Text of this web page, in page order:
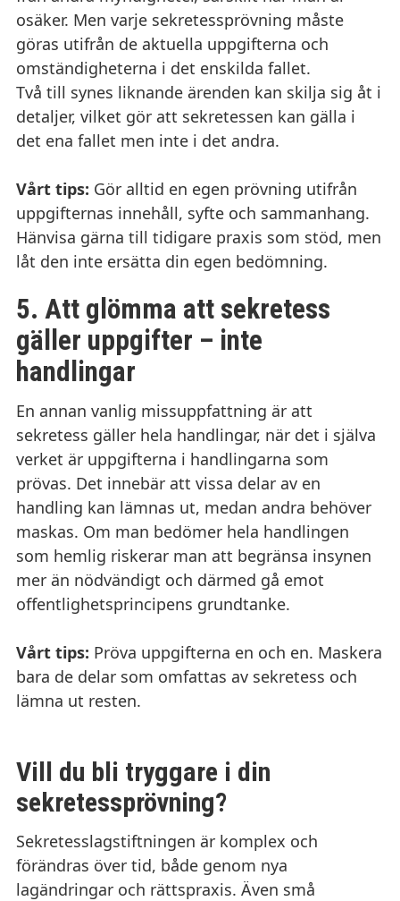
osäker. Men varje sekretessprövning måste
göras utifrån de aktuella uppgifterna och
omständigheterna i det enskilda fallet.
Två till synes liknande ärenden kan skilja sig åt i
detaljer, vilket gör att sekretessen kan gälla i
det ena fallet men inte i det andra.
Vårt tips: Gör alltid en egen prövning utifrån
uppgifternas innehåll, syfte och sammanhang.
Hänvisa gärna till tidigare praxis som stöd, men
låt den inte ersätta din egen bedömning.
5. Att glömma att sekretess
gäller uppgifter – inte
handlingar
En annan vanlig missuppfattning är att
sekretess gäller hela handlingar, när det i själva
verket är uppgifterna i handlingarna som
prövas. Det innebär att vissa delar av en
handling kan lämnas ut, medan andra behöver
maskas. Om man bedömer hela handlingen
som hemlig riskerar man att begränsa insynen
mer än nödvändigt och därmed gå emot
offentlighetsprincipens grundtanke.
Vårt tips: Pröva uppgifterna en och en. Maskera
bara de delar som omfattas av sekretess och
lämna ut resten.
Vill du bli tryggare i din
sekretessprövning?
Sekretesslagstiftningen är komplex och
förändras över tid, både genom nya
lagändringar och rättspraxis. Även små